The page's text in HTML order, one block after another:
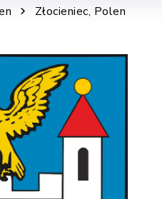
Złocieniec, Polen